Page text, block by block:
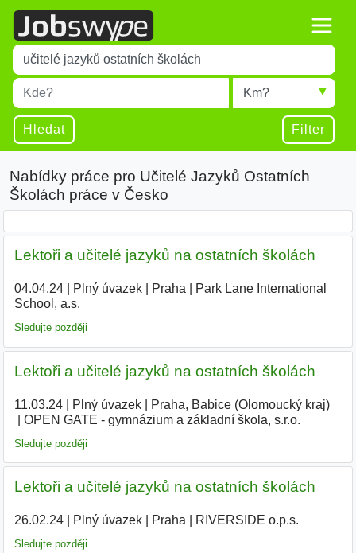
Title
Type 1 or more characters for results.
Místo
Type 1 or more characters for results.
Radius
Hledat Filter
Nabídky práce pro Učitelé Jazyků Ostatních
Školách práce v Česko
Lektoři a učitelé jazyků na ostatních školách
04.04.24| Plný úvazek| Praha
Park Lane International
School, a.s.
Sledujte později
Lektoři a učitelé jazyků na ostatních školách
11.03.24| Plný úvazek| Praha, Babice (Olomoucký kraj)|
OPEN GATE - gymnázium a základní škola, s.r.o.
Sledujte později
Lektoři a učitelé jazyků na ostatních školách
26.02.24| Plný úvazek| Praha RIVERSIDE o.p.s.
Sledujte později